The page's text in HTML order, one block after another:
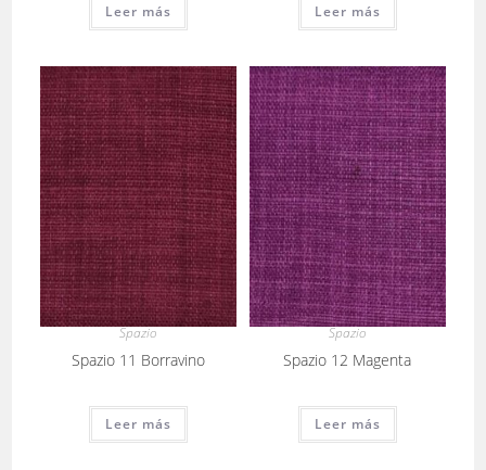
Leer más Leer más
Spazio
Spazio 11 Borravino
Leer más
Spazio
Spazio 12 Magenta
Leer más